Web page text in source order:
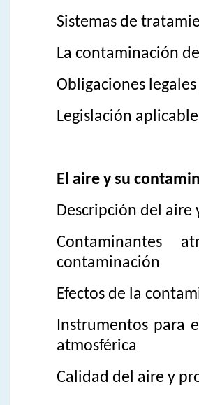
Sistemas de
La contaminación
Obligaciones
Legislación
El aire y su
Descripción del aire
Contaminantes
contaminación
Efectos de la
Instrumentos para
atmosférica
Calidad del aire y